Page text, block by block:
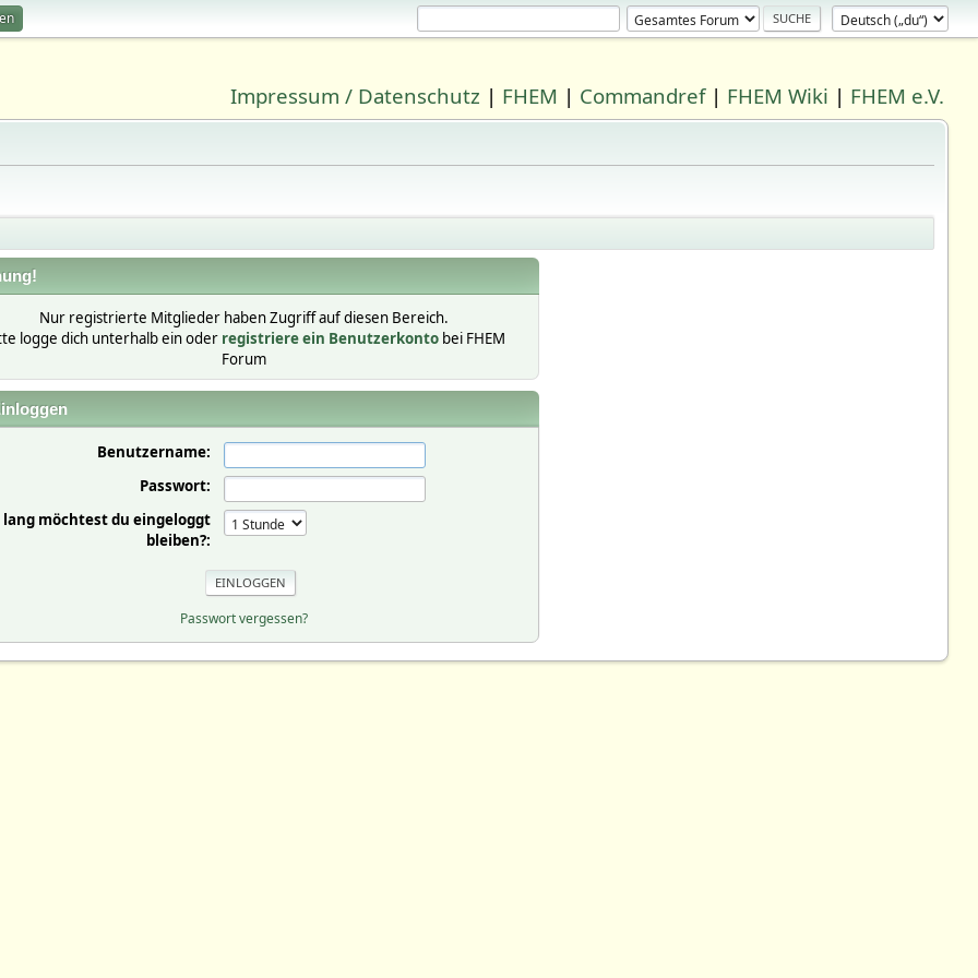
Impressum / Datenschutz | FHEM | Commandref| FHEM Wiki | FHEM e.V.
Nur registrierte Mitglieder haben Zugriff auf diesen Bereich.
logge dich unterhalb ein oder registriere ein Benutzerkontobei FHEM
Forum
Benutzername:
Passwort:
lang möchtest du eingeloggt
bleiben?:
Passwort vergessen?